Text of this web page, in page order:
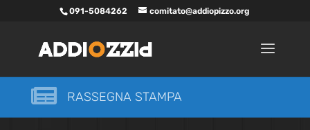
091-5084262 comitato@addiopizzo.org
 RASSEGNA STAMPA